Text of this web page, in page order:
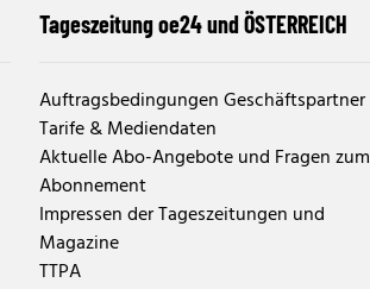
Tageszeitung oe24 und ÖSTERREICH
Auftragsbedingungen Geschäftspartner
Tarife & Mediendaten
Aktuelle Abo-Angebote und Fragen zum
Abonnement
Impressen der Tageszeitungen und
Magazine
TTPA